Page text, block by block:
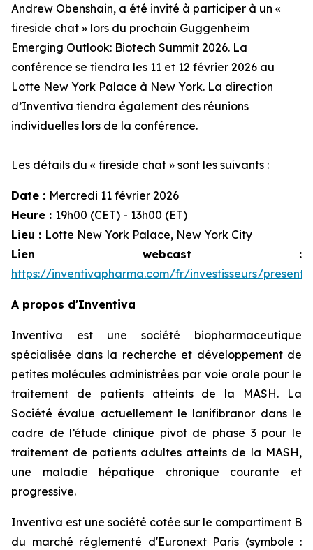
Andrew Obenshain, a été invité à participer à un «
fireside chat » lors du prochain Guggenheim
Emerging Outlook: Biotech Summit 2026. La
conférence se tiendra les 11 et 12 février 2026 au
Lotte New York Palace à New York. La direction
d’Inventiva tiendra également des réunions
individuelles lors de la conférence.
Les détails du « fireside chat » sont les suivants :
Date : Mercredi 11 février 2026
Heure : 19h00 (CET) - 13h00 (ET)
Lieu : Lotte New York Palace, New York City
Lien webcast :
https://inventivapharma.com/fr/investisseurs/
A propos d'Inventiva
Inventiva est une société biopharmaceutique
spécialisée dans la recherche et développement de
petites molécules administrées par voie orale pour le
traitement de patients atteints de la MASH. La
Société évalue actuellement le lanifibranor dans le
cadre de l’étude clinique pivot de phase 3 pour le
traitement de patients adultes atteints de la MASH,
une maladie hépatique chronique courante et
progressive.
Inventiva est une société cotée sur le compartiment B
du marché réglementé d'Euronext Paris (symbole :